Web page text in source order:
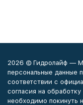
2026 © Гидролайф —
персональные данные
соответствии с
согласия на
необходимо покинуть